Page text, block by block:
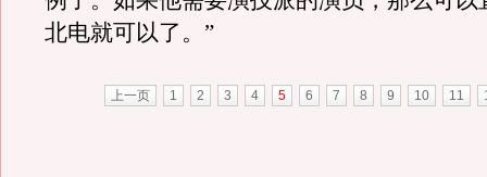
北电就可以了。”
上一页 1 2 3 4 5 6 7 8 9 10 11